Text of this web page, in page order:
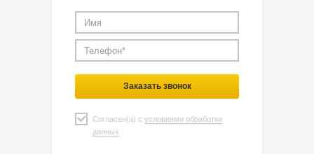
Заказать звонок
Согласен(а) с условиями обработки
данных